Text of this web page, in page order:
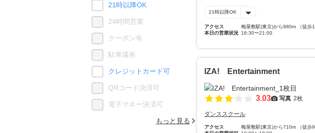
21時以降OK
アクセス
梅屋敷駅(東京)から880m （徒歩
本日の営業状況 16:30〜21:00
IZA! Entertainment
3.03 写真 2枚
ダンススクール
アクセス
梅屋敷駅(東京)から710m （徒歩9
21時以降OK
24時間営業
クーポン有
駐車場有
クレジットカード可
QRコード決済可
電子マネー決済可
もっと見る